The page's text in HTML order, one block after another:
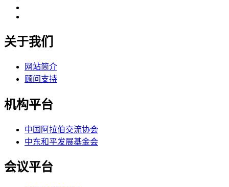
关于我们
网站简介
顾问支持
机构平台
中国阿拉伯交流协会
中东和平发展基金会
会议平台